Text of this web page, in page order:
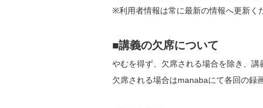
※利用者情報は常に最新の情報へ更新く
■講義の欠席について
やむを得ず、欠席される場合を除き、講
欠席される場合はmanabaにて各回の録